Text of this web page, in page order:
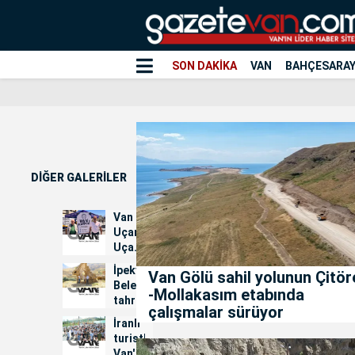
SON DAKİKA VAN BAHÇESARAY
DİĞER GALERİLER
Van
Uçamıyor:
Uçak
Seferleri
İçin
İmza
Kampanyası...
İpekyolu
Belediyesi
tahrip
edilen
kiliseler
için
İranlı
turistler
Van Gölü sahil yolunun
-Mollakasım etabında
çalışmalar sürüyor